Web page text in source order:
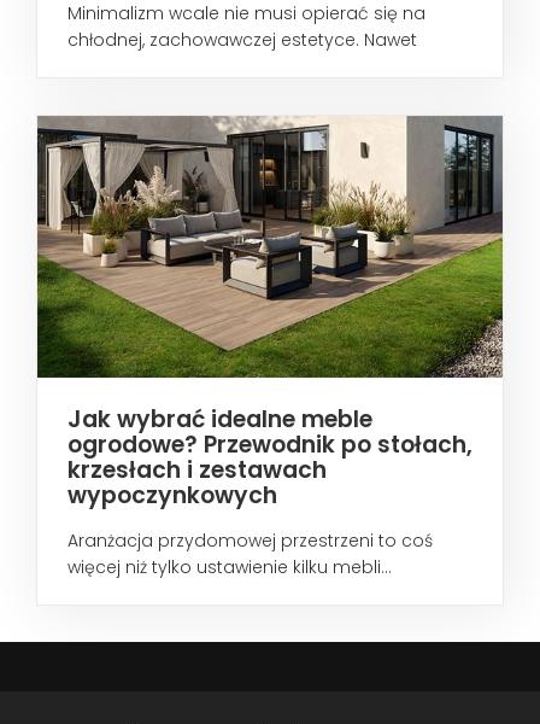
Minimalizm wcale nie musi opierać się na
chłodnej, zachowawczej estetyce. Nawet
Jak wybrać idealne meble
ogrodowe? Przewodnik po stołach,
krzesłach i zestawach
wypoczynkowych
Aranżacja przydomowej przestrzeni to coś
więcej niż tylko ustawienie kilku mebli...